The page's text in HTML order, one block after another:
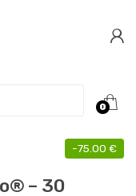
0
-75.00 €
– 30